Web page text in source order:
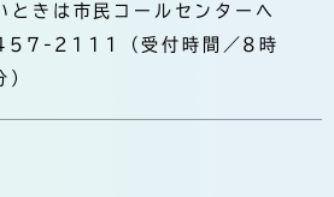
ときは市民コールセンターへ
2111（受付時間／8時